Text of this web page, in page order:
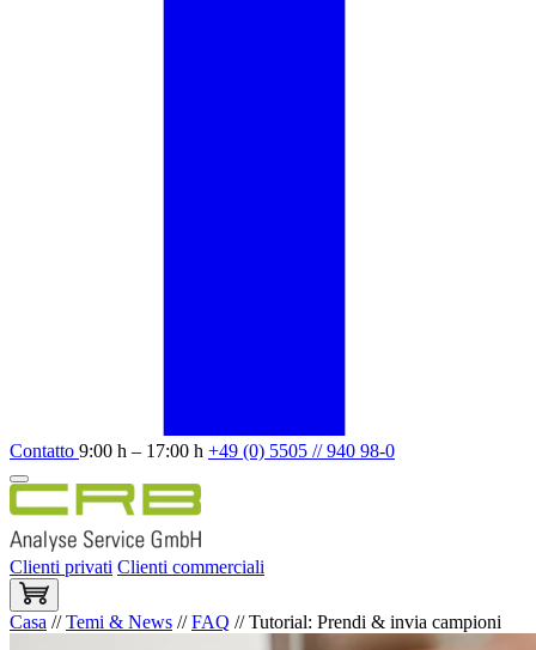
Contatto 9:00 h – 17:00 h +49 (0) 5505 // 940 98-0
Clienti privati Clienti commerciali
Casa //Temi & News //FAQ //Tutorial: Prendi & invia campioni